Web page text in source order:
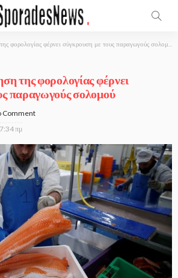
φορολογίας φέρνει σύγκρουση με τους παραγωγούς σολομού
της φορολογίας φέρνει
παραγωγούς σολομού
Comment
πμ